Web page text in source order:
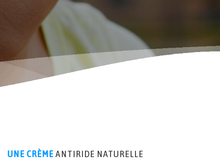
UNE CRÈMEANTIRIDE NATURELLE